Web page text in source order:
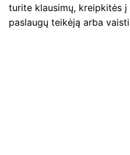
turite klausimų, kreipkitės
paslaugų teikėją arba